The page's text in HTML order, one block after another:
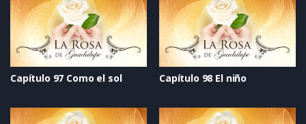
Capítulo 97 Como el sol Capítulo 98 El niño